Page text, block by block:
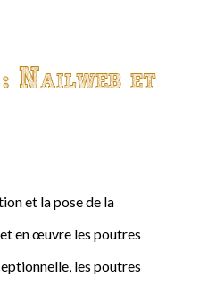
Nailweb et
et la pose de la
en œuvre les poutres
les poutres